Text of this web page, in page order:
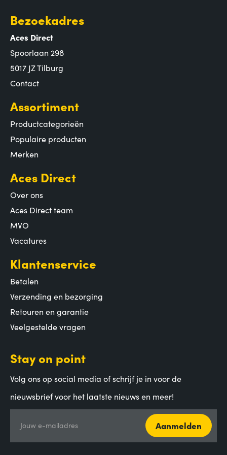
Bezoekadres
Aces Direct
Spoorlaan 298
5017 JZ Tilburg
Contact
Assortiment
Productcategorieën
Populaire producten
Merken
Aces Direct
Over ons
Aces Direct team
MVO
Vacatures
Klantenservice
Betalen
Verzending en bezorging
Retouren en garantie
Veelgestelde vragen
Stay on point
Volg ons op social media of schrijf je in voor de
nieuwsbrief voor het laatste nieuws en meer!
Jouw e-mailadres Aanmelden